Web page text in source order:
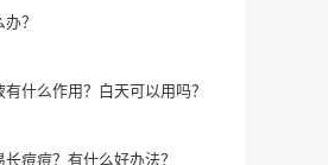
？
什么作用？白天可以用吗？
痘痘？有什么好办法？